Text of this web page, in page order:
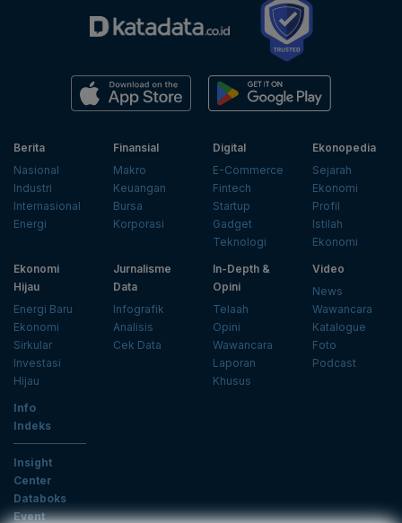
Berita
Nasional
Industri
Internasional
Energi
Finansial
Makro
Keuangan
Bursa
Korporasi
Digital
E-Commerce
Fintech
Startup
Gadget
Teknologi
Ekonopedia
Sejarah
Ekonomi
Profil
Istilah
Ekonomi
Ekonomi
Hijau
Energi Baru
Ekonomi
Sirkular
Investasi
Hijau
Jurnalisme
Data
Infografik
Analisis
Cek Data
In-Depth &
Opini
Telaah
Opini
Wawancara
Laporan
Khusus
Video
News
Wawancara
Katalogue
Foto
Podcast
Info
Indeks
Insight
Center
Databoks
Event